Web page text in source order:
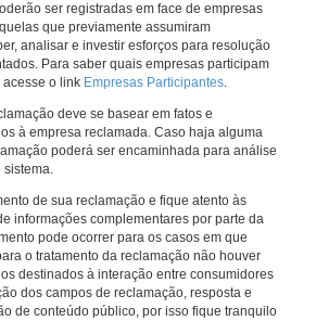
ser registradas em face de empresas
que previamente assumiram
analisar e investir esforços para resolução
Para saber quais empresas participam
acesse o link Empresas Participantes.
deve se basear em fatos e
à empresa reclamada. Caso haja alguma
poderá ser encaminhada para análise
sistema.
de sua reclamação e fique atento às
informações complementares por parte da
pode ocorrer para os casos em que
o tratamento da reclamação não houver
destinados à interação entre consumidores
dos campos de reclamação, resposta e
de conteúdo público, por isso fique tranquilo